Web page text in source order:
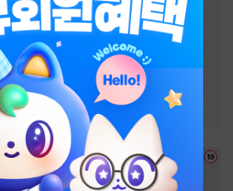
# 능글남
오피스물
#현대물 #고수위
모럴리스 #하드코어
직진남 유혹 #원나잇
연애/결혼 #다정남
#후방주의